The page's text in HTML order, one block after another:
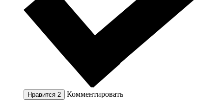
Нравится 2 Комментировать